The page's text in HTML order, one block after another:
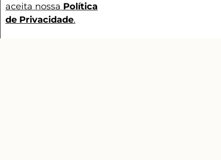
aceita nossa Política
de Privacidade.